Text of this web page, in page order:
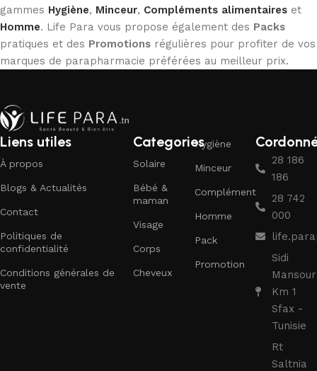
gammes Hygiène, Minceur, Compléments alimentaires et
Homme. Life Para vous propose également des Packs
pratiques et des Promotions régulières pour profiter de vos
marques de parapharmacie préférées au meilleur prix.
Liens utiles
À propos
Blogs & Actualités
Contact
Politiques de
confidentialité
Conditions générales de
vente
Categories
Solaire
Bébé &
maman
Visage
Corps
Cheveux
Hygiène
Minceur
Complément
Homme
Pack
Promotion
28 186
186
28 742
000
Sidi
Mansour
Km 1
Sfax -
Tunisie
Rt
Saltnia